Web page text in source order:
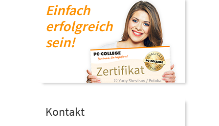
Einfach
erfolgreich
sein!
Kontakt